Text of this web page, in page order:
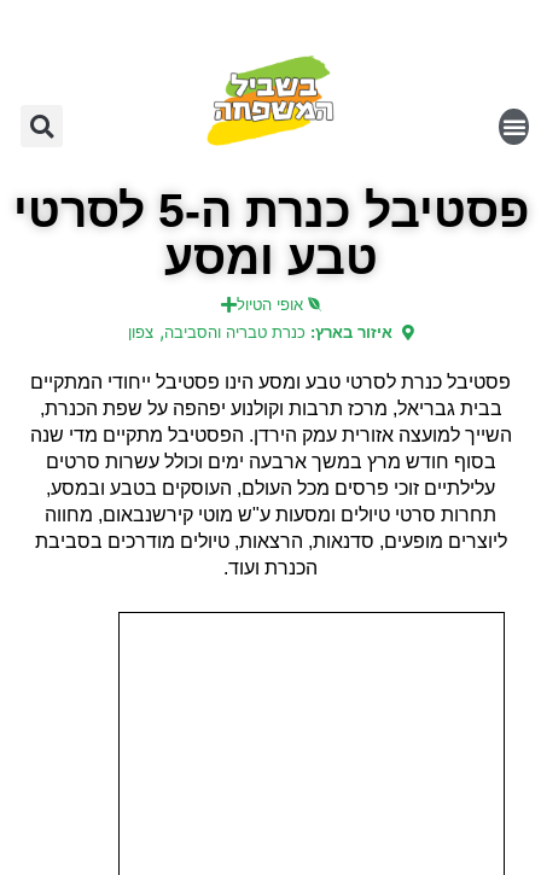
פסטיבל כנרת ה-5 לסרטי
טבע ומסע
אופי הטיול
איזור בארץ: כנרת טבריה והסביבה, צפון
פסטיבל כנרת לסרטי טבע ומסע הינו פסטיבל ייחודי המתקיים
בבית גבריאל, מרכז תרבות וקולנוע יפהפה על שפת הכנרת,
השייך למועצה אזורית עמק הירדן. הפסטיבל מתקיים מדי שנה
בסוף חודש מרץ במשך ארבעה ימים וכולל עשרות סרטים
עלילתיים זוכי פרסים מכל העולם, העוסקים בטבע ובמסע,
תחרות סרטי טיולים ומסעות ע"ש מוטי קירשנבאום, מחווה
ליוצרים מופעים, סדנאות, הרצאות, טיולים מודרכים בסביבת
הכנרת ועוד.